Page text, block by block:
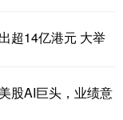
超14亿港元 大举
股AI巨头，业绩意